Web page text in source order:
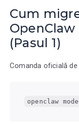
Cum
OpenClaw
(Pasul 1)
Comanda oficială de
openclaw